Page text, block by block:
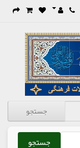
جستجو
جستجو